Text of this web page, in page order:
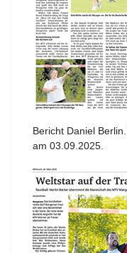
Bericht Daniel
am 03.09.2025.